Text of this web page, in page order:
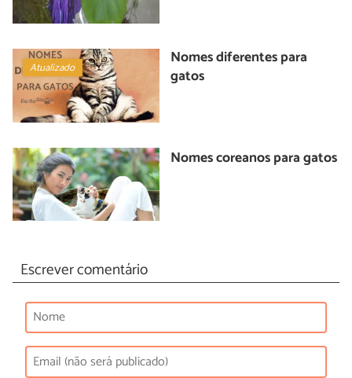
Atualizado
Nomes diferentes para
gatos
Nomes coreanos para gatos
Escrever comentário